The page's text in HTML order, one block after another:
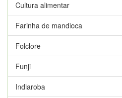
Cultura alimentar
Farinha de mandioca
Folclore
Funji
Indiaroba